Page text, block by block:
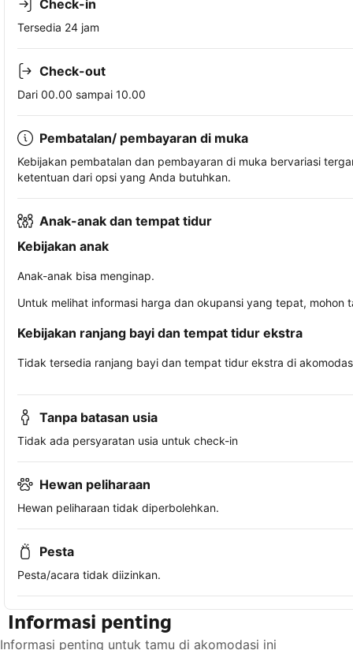
Check-in
Tersedia 24 jam
Check-out
Dari 00.00 sampai 10.00
Pembatalan/ pembayaran di muka
Kebijakan pembatalan dan pembayaran di muka bervariasi
ketentuan dari opsi yang Anda butuhkan.
Anak-anak dan tempat tidur
Kebijakan anak
Anak-anak bisa menginap.
Untuk melihat informasi harga dan okupansi yang tepat,
Kebijakan ranjang bayi dan tempat tidur ekstra
Tidak tersedia ranjang bayi dan tempat tidur ekstra di
Tanpa batasan usia
Tidak ada persyaratan usia untuk check-in
Hewan peliharaan
Hewan peliharaan tidak diperbolehkan.
Pesta
Pesta/acara tidak diizinkan.
Informasi penting
Informasi penting untuk tamu di akomodasi ini